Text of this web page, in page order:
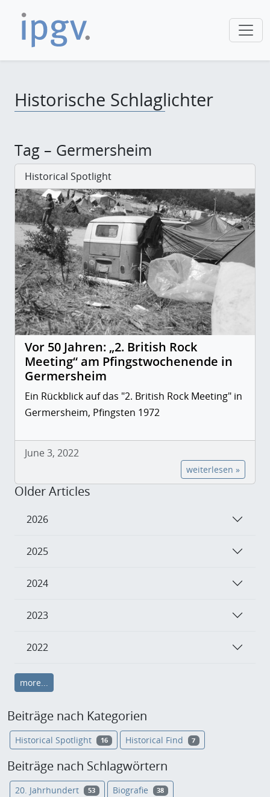
Historische Schlaglichter
Tag – Germersheim
Historical Spotlight
Vor 50 Jahren: „2. British Rock
Meeting“ am Pfingstwochenende in
Germersheim
Ein Rückblick auf das "2. British Rock Meeting" in
Germersheim, Pfingsten 1972
June 3, 2022
weiterlesen »
Older Articles
2026
2025
2024
2023
2022
more...
Beiträge nach Kategorien
Historical Spotlight 16 Historical Find 7
Beiträge nach Schlagwörtern
20. Jahrhundert 53 Biografie 38